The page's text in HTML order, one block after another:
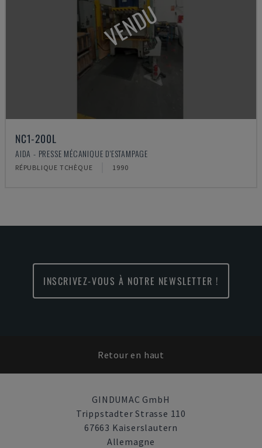
VENDU
NC1-200L
AIDA - PRESSE MÉCANIQUE D'ESTAMPAGE
RÉPUBLIQUE TCHÈQUE 1990
INSCRIVEZ-VOUS À NOTRE NEWSLETTER !
Retour en haut
GINDUMAC GmbH
Trippstadter Strasse 110
67663 Kaiserslautern
Allemagne